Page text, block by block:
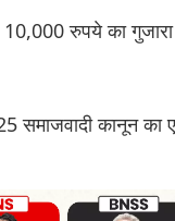
10,000 रुपये का
समाजवादी कानून